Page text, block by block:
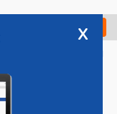
Check in
x